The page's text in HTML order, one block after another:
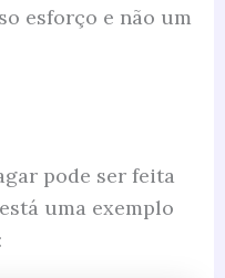
esforço e não um
pode ser feita
uma exemplo